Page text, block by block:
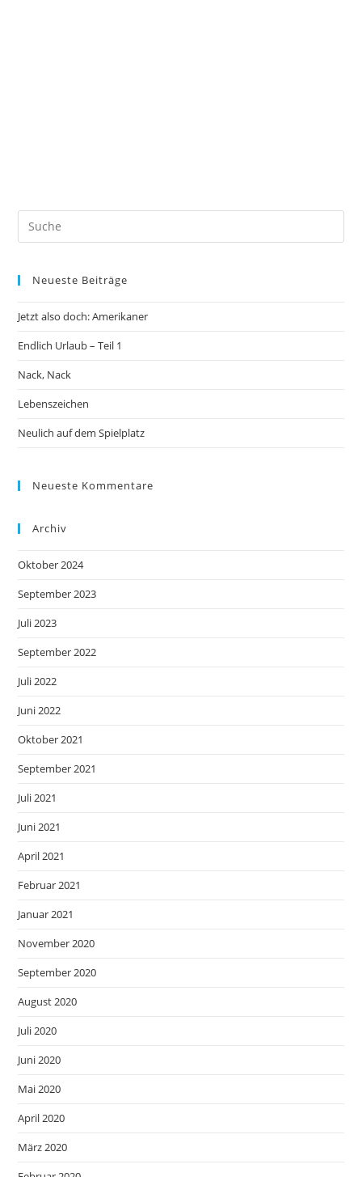
Neueste Beiträge
Jetzt also doch: Amerikaner
Endlich Urlaub – Teil 1
Nack, Nack
Lebenszeichen
Neulich auf dem Spielplatz
Neueste Kommentare
Archiv
Oktober 2024
September 2023
Juli 2023
September 2022
Juli 2022
Juni 2022
Oktober 2021
September 2021
Juli 2021
Juni 2021
April 2021
Februar 2021
Januar 2021
November 2020
September 2020
August 2020
Juli 2020
Juni 2020
Mai 2020
April 2020
März 2020